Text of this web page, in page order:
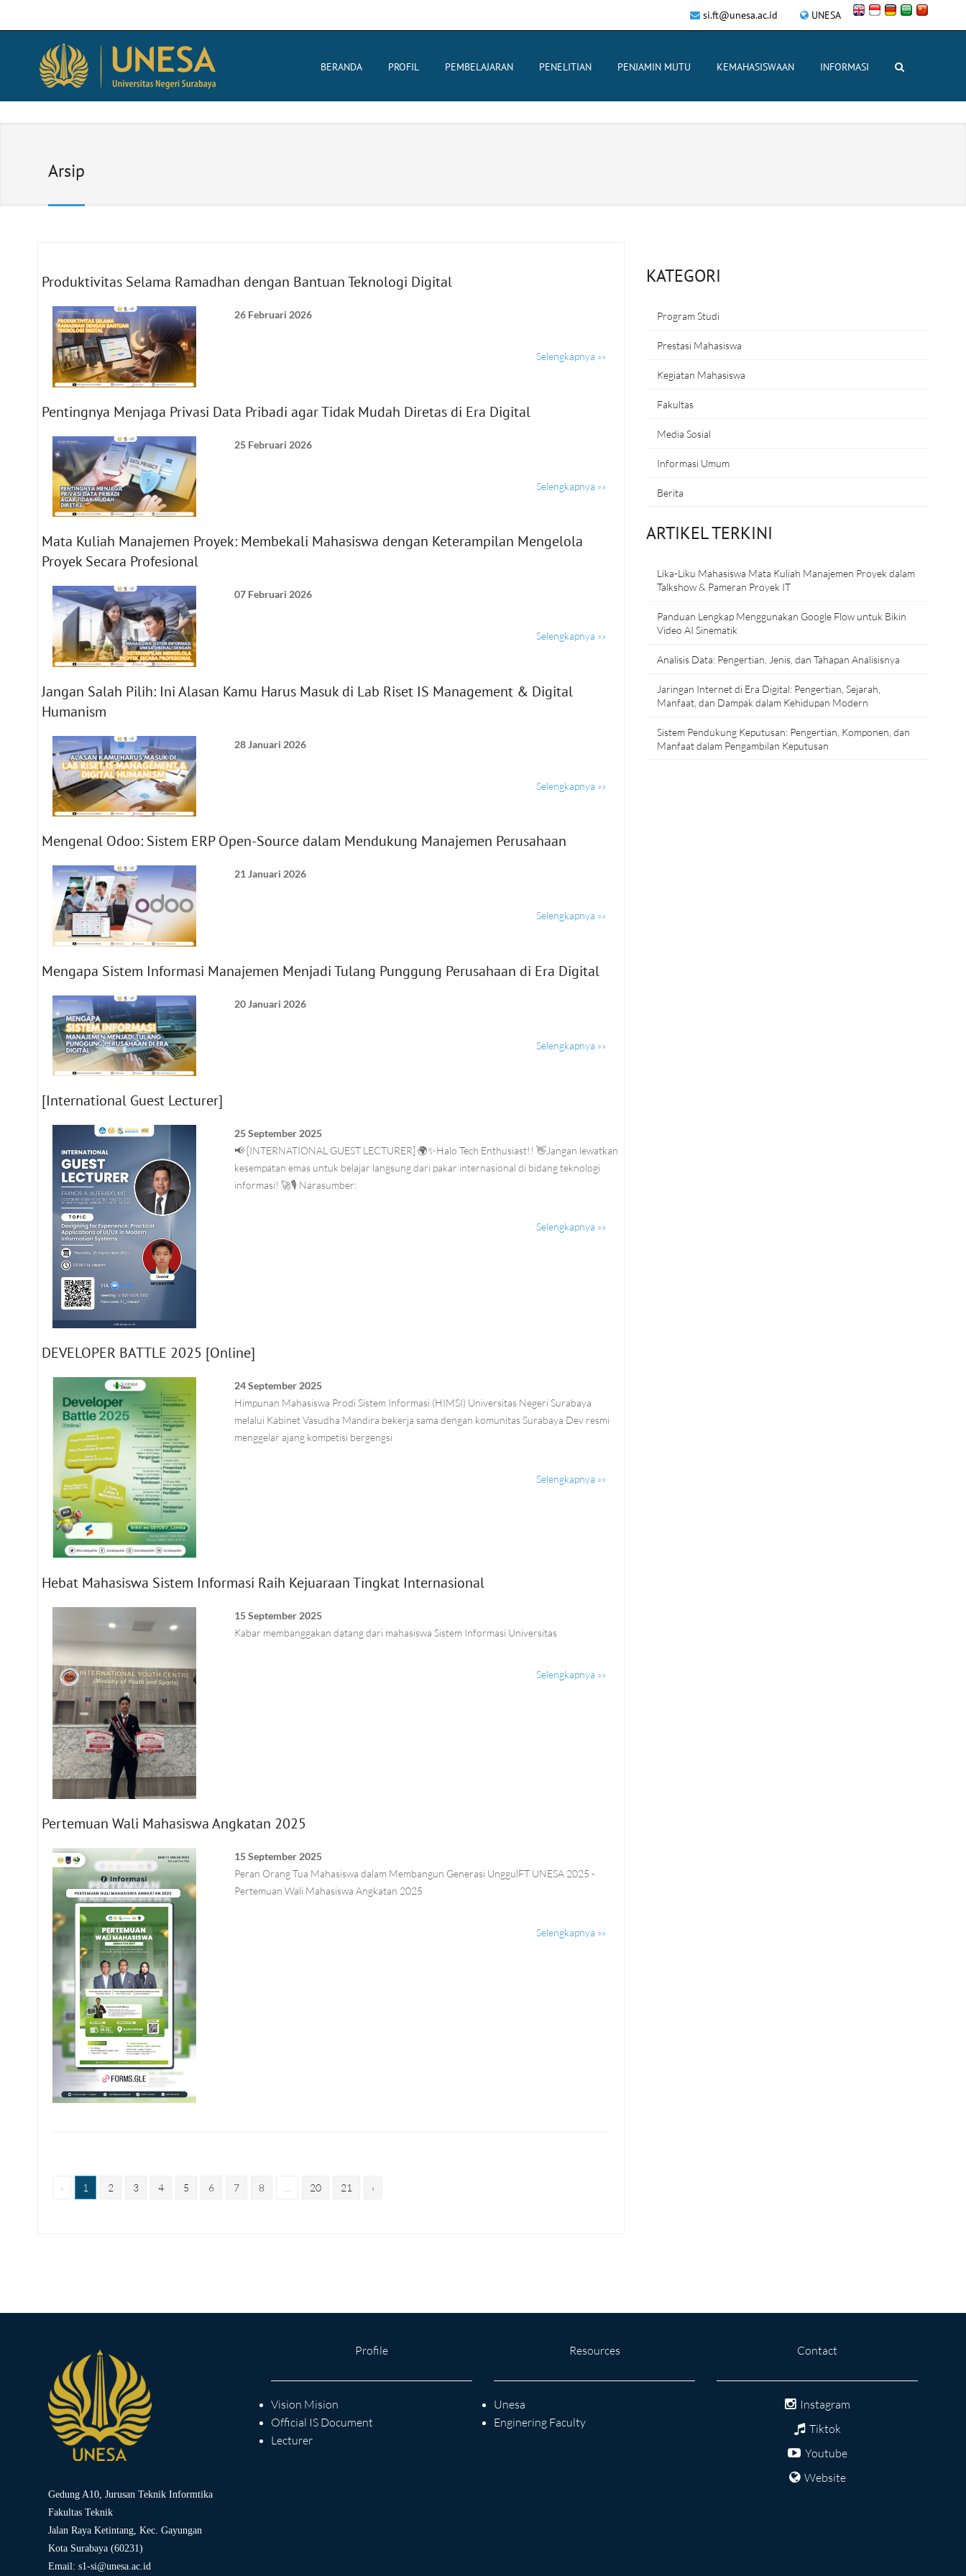
UNESA
si.ft@unesa.ac.id
BERANDA PROFIL PEMBELAJARAN PENELITIAN PENJAMIN MUTU KEMAHASISWAAN INFORMASI
Arsip
Produktivitas Selama Ramadhan dengan Bantuan Teknologi Digital
26 Februari 2026
Selengkapnya »»
Pentingnya Menjaga Privasi Data Pribadi agar Tidak Mudah Diretas di Era Digital
25 Februari 2026
Selengkapnya »»
Mata Kuliah Manajemen Proyek: Membekali Mahasiswa dengan Keterampilan Mengelola
Proyek Secara Profesional
07 Februari 2026
Selengkapnya »»
Jangan Salah Pilih: Ini Alasan Kamu Harus Masuk di Lab Riset IS Management & Digital
Humanism
28 Januari 2026
Selengkapnya »»
Mengenal Odoo: Sistem ERP Open-Source dalam Mendukung Manajemen Perusahaan
21 Januari 2026
Selengkapnya »»
Mengapa Sistem Informasi Manajemen Menjadi Tulang Punggung Perusahaan di Era Digital
20 Januari 2026
Selengkapnya »»
[International Guest Lecturer]
25 September 2025
📢 [INTERNATIONAL GUEST LECTURER] 🌍✨Halo Tech Enthusiast!! 👋Jangan lewatkan
kesempatan emas untuk belajar langsung dari pakar internasional di bidang teknologi
informasi! 🚀🎙️ Narasumber:
Selengkapnya »»
DEVELOPER BATTLE 2025 [Online]
24 September 2025
Himpunan Mahasiswa Prodi Sistem Informasi (HIMSI) Universitas Negeri Surabaya
melalui Kabinet Vasudha Mandira bekerja sama dengan komunitas Surabaya Dev resmi
menggelar ajang kompetisi bergengsi
Selengkapnya »»
Hebat Mahasiswa Sistem Informasi Raih Kejuaraan Tingkat Internasional
15 September 2025
Kabar membanggakan datang dari mahasiswa Sistem Informasi Universitas
Selengkapnya »»
Pertemuan Wali Mahasiswa Angkatan 2025
15 September 2025
Peran Orang Tua Mahasiswa dalam Membangun Generasi UnggulFT UNESA 2025 -
Pertemuan Wali Mahasiswa Angkatan 2025
Selengkapnya »»
‹ 1 2 3 4 5 6 7 8 20 21 ›
KATEGORI
Program Studi
Prestasi Mahasiswa
Kegiatan Mahasiswa
Fakultas
Media Sosial
Informasi Umum
Berita
ARTIKEL TERKINI
Lika-Liku Mahasiswa Mata Kuliah Manajemen Proyek dalam
Talkshow & Pameran Proyek IT
Panduan Lengkap Menggunakan Google Flow untuk Bikin
Video AI Sinematik
Analisis Data: Pengertian, Jenis, dan Tahapan Analisisnya
Jaringan Internet di Era Digital: Pengertian, Sejarah,
Manfaat, dan Dampak dalam Kehidupan Modern
Sistem Pendukung Keputusan: Pengertian, Komponen, dan
Manfaat dalam Pengambilan Keputusan
Gedung A10, Jurusan Teknik Informtika
Fakultas Teknik
Jalan Raya Ketintang, Kec. Gayungan
Kota Surabaya (60231)
Email: s1-si@unesa.ac.id
Profile
Vision Mision
Official IS Document
Lecturer
Resources
Unesa
Enginering Faculty
Contact
Instagram
Tiktok
Youtube
Website